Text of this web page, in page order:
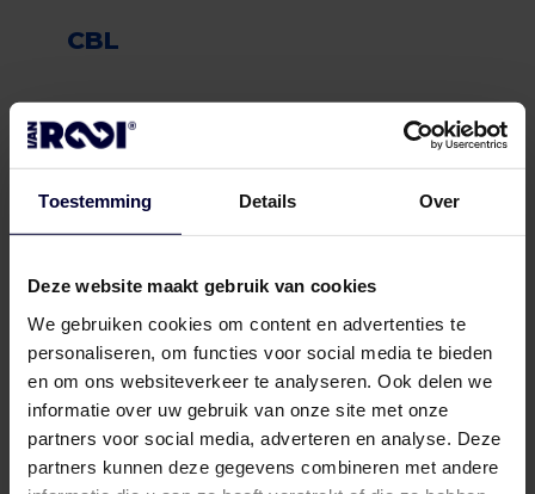
Toestemming Details Over
Deze website maakt gebruik van cookies
We gebruiken cookies om content en advertenties te
personaliseren, om functies voor social media te bieden
en om ons websiteverkeer te analyseren. Ook delen we
informatie over uw gebruik van onze site met onze
partners voor social media, adverteren en analyse. Deze
partners kunnen deze gegevens combineren met andere
CBL